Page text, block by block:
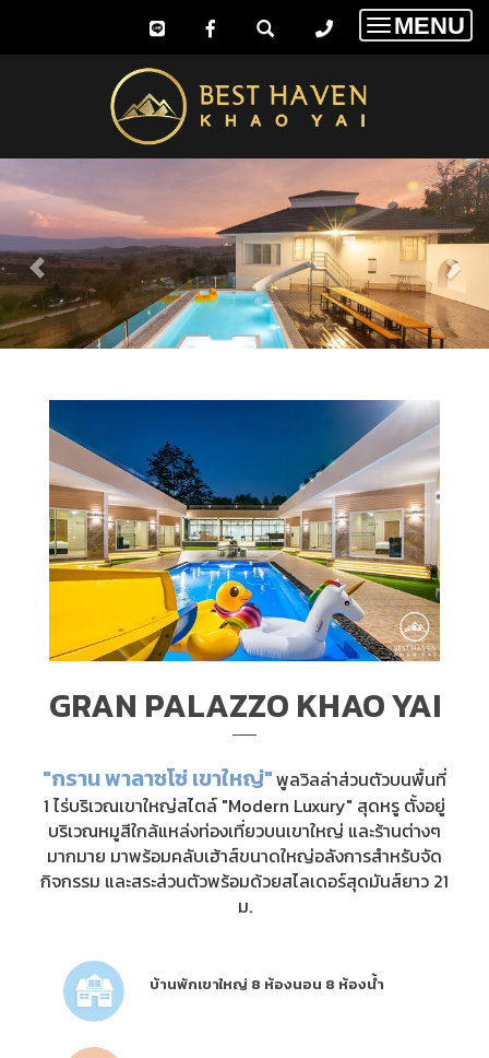
Toggle
MENU
GRAN PALAZZO KHAO YAI
"กราน พาลาซโซ่ เขาใหญ่"พูลวิลล่าส่วนตัวบนพื้นที่
1 ไร่บริเวณเขาใหญ่สไตล์ "Modern Luxury" สุดหรู ตั้งอยู่
บริเวณหมูสีใกล้แหล่งท่องเที่ยวบนเขาใหญ่ และร้านต่างๆ
มากมาย มาพร้อมคลับเฮ้าส์ขนาดใหญ่อลังการสำหรับจัด
กิจกรรม และสระส่วนตัวพร้อมด้วยสไลเดอร์สุดมันส์ยาว 21
ม.
บ้านพักเขาใหญ่ 8 ห้องนอน 8 ห้องน้ำ